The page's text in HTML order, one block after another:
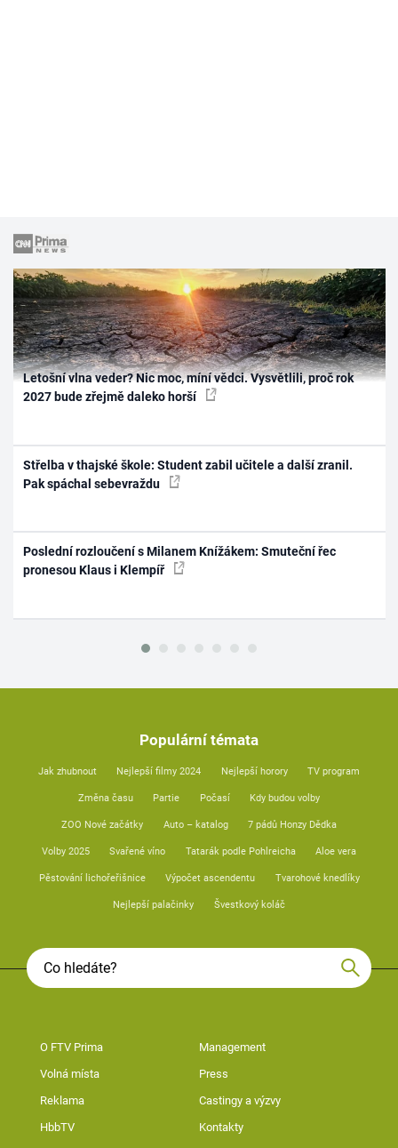
Letošní vlna veder? Nic moc, míní vědci. Vysvětlili, proč rok
2027 bude zřejmě daleko horší
Střelba v thajské škole: Student zabil učitele a další zranil.
Pak spáchal sebevraždu
Poslední rozloučení s Milanem Knížákem: Smuteční řec
pronesou Klaus i Klempíř
Populární témata
Jak zhubnout Nejlepší filmy 2024 Nejlepší horory TV program
Změna času Partie Počasí Kdy budou volby
ZOO Nové začátky Auto – katalog 7 pádů Honzy Dědka
Volby 2025 Svařené víno Tatarák podle Pohlreicha Aloe vera
Pěstování lichořeřišnice Výpočet ascendentu Tvarohové knedlíky
Nejlepší palačinky Švestkový koláč
O FTV Prima Management
Volná místa Press
Reklama Castingy a výzvy
HbbTV Kontakty